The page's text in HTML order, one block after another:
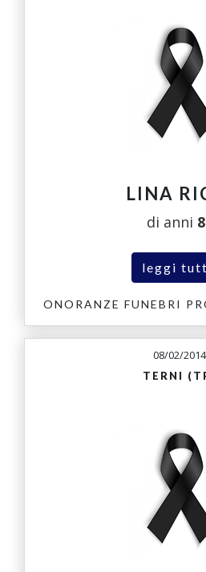
LINA
di anni
leggi
ONORANZE FUNEBRI
08/02/2014
TERNI